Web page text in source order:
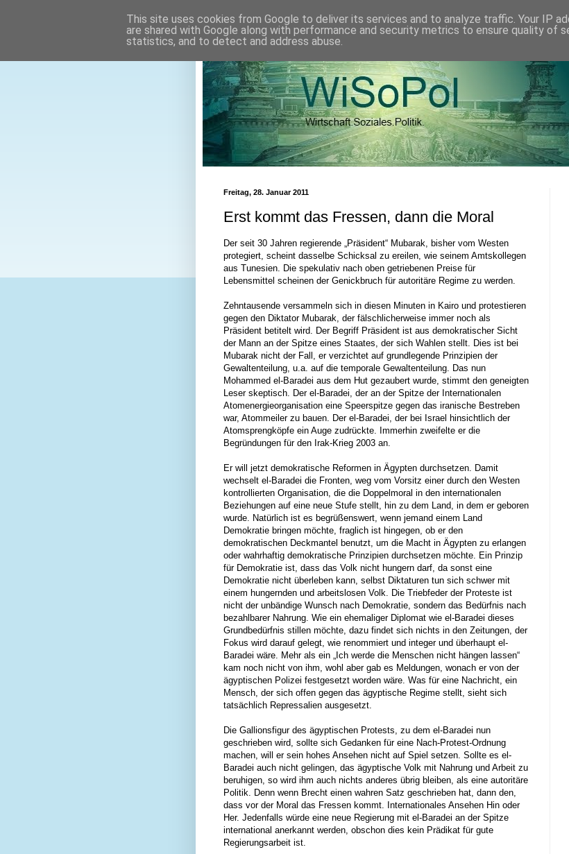
Freitag, 28. Januar 2011
Erst kommt das Fressen, dann die Moral
Der seit 30 Jahren regierende „Präsident“ Mubarak, bisher vom Westen
protegiert, scheint dasselbe Schicksal zu ereilen, wie seinem Amtskollegen
aus Tunesien. Die spekulativ nach oben getriebenen Preise für
Lebensmittel scheinen der Genickbruch für autoritäre Regime zu werden.
Zehntausende versammeln sich in diesen Minuten in Kairo und protestieren
gegen den Diktator Mubarak, der fälschlicherweise immer noch als
Präsident betitelt wird. Der Begriff Präsident ist aus demokratischer Sicht
der Mann an der Spitze eines Staates, der sich Wahlen stellt. Dies ist bei
Mubarak nicht der Fall, er verzichtet auf grundlegende Prinzipien der
Gewaltenteilung, u.a. auf die temporale Gewaltenteilung. Das nun
Mohammed el-Baradei aus dem Hut gezaubert wurde, stimmt den geneigten
Leser skeptisch. Der el-Baradei, der an der Spitze der Internationalen
Atomenergieorganisation eine Speerspitze gegen das iranische Bestreben
war, Atommeiler zu bauen. Der el-Baradei, der bei Israel hinsichtlich der
Atomsprengköpfe ein Auge zudrückte. Immerhin zweifelte er die
Begründungen für den Irak-Krieg 2003 an.
Er will jetzt demokratische Reformen in Ägypten durchsetzen. Damit
wechselt el-Baradei die Fronten, weg vom Vorsitz einer durch den Westen
kontrollierten Organisation, die die Doppelmoral in den internationalen
Beziehungen auf eine neue Stufe stellt, hin zu dem Land, in dem er geboren
wurde. Natürlich ist es begrüßenswert, wenn jemand einem Land
Demokratie bringen möchte, fraglich ist hingegen, ob er den
demokratischen Deckmantel benutzt, um die Macht in Ägypten zu erlangen
oder wahrhaftig demokratische Prinzipien durchsetzen möchte. Ein Prinzip
für Demokratie ist, dass das Volk nicht hungern darf, da sonst eine
Demokratie nicht überleben kann, selbst Diktaturen tun sich schwer mit
einem hungernden und arbeitslosen Volk. Die Triebfeder der Proteste ist
nicht der unbändige Wunsch nach Demokratie, sondern das Bedürfnis nach
bezahlbarer Nahrung. Wie ein ehemaliger Diplomat wie el-Baradei dieses
Grundbedürfnis stillen möchte, dazu findet sich nichts in den Zeitungen, der
Fokus wird darauf gelegt, wie renommiert und integer und überhaupt el-
Baradei wäre. Mehr als ein „Ich werde die Menschen nicht hängen lassen“
kam noch nicht von ihm, wohl aber gab es Meldungen, wonach er von der
ägyptischen Polizei festgesetzt worden wäre. Was für eine Nachricht, ein
Mensch, der sich offen gegen das ägyptische Regime stellt, sieht sich
tatsächlich Repressalien ausgesetzt.
Die Gallionsfigur des ägyptischen Protests, zu dem el-Baradei nun
geschrieben wird, sollte sich Gedanken für eine Nach-Protest-Ordnung
machen, will er sein hohes Ansehen nicht auf Spiel setzen. Sollte es el-
Baradei auch nicht gelingen, das ägyptische Volk mit Nahrung und Arbeit zu
beruhigen, so wird ihm auch nichts anderes übrig bleiben, als eine autoritäre
Politik. Denn wenn Brecht einen wahren Satz geschrieben hat, dann den,
dass vor der Moral das Fressen kommt. Internationales Ansehen Hin oder
Her. Jedenfalls würde eine neue Regierung mit el-Baradei an der Spitze
international anerkannt werden, obschon dies kein Prädikat für gute
Regierungsarbeit ist.
This site uses cookies from Google to deliver its services and to analyze traffic. Your IP
are shared with Google along with performance and security metrics to ensure quality of
statistics, and to detect and address abuse.